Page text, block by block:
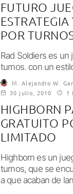
FUTURO
POR
Rad Soldiers es
turnos, con un
Team Fortress 2.
M. Alejandro W.
30 julio, 2010
1
HIGHBORN
GRATUITO
LIMITADO
Highborn es un
turnos, que se
a que acaban de